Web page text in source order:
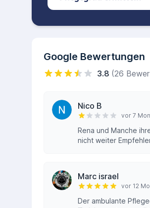
Google Bewertungen
3.8 (26
Nico B
vor 7
Rena und Manche
nicht weiter
Marc israel
vor 12
Der ambulante